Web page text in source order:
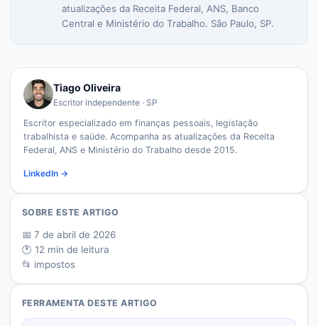
atualizações da Receita Federal, ANS, Banco
Central e Ministério do Trabalho. São Paulo, SP.
Tiago Oliveira
Escritor independente · SP
Escritor especializado em finanças pessoais, legislação
trabalhista e saúde. Acompanha as atualizações da Receita
Federal, ANS e Ministério do Trabalho desde 2015.
LinkedIn →
SOBRE ESTE ARTIGO
📅 7 de abril de 2026
🕐 12 min de leitura
📂 impostos
FERRAMENTA DESTE ARTIGO